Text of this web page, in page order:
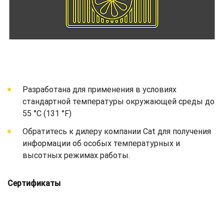
Разработана для применения в условиях
стандартной температуры окружающей среды до
55 °C (131 °F)
Обратитесь к дилеру компании Cat для получения
информации об особых температурных и
высотных режимах работы.
Сертификаты